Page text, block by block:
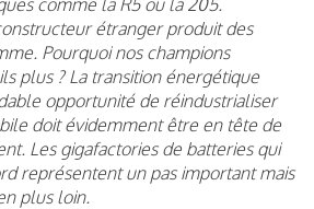
étranger produit des
Pourquoi nos champions
plus ? La transition énergétique
opportunité de réindustrialiser
doit évidemment être en tête de
Les gigafactories de batteries qui
représentent un pas important mais
plus loin.